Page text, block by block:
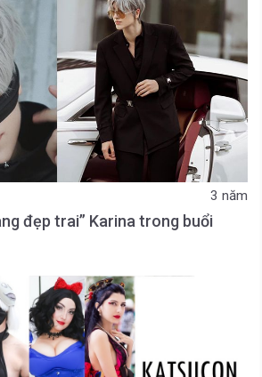
3 năm
đẹp trai” Karina trong buổi